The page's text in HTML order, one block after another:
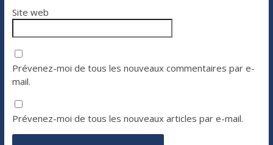
Site web
Prévenez-moi de tous les nouveaux commentaires par e-
mail.
Prévenez-moi de tous les nouveaux articles par e-mail.